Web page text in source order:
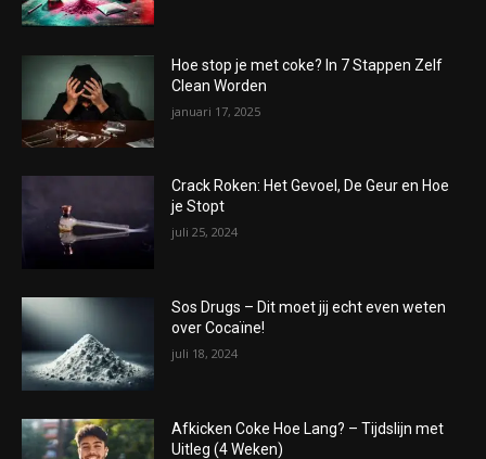
Hoe stop je met coke? In 7 Stappen Zelf
Clean Worden
januari 17, 2025
Crack Roken: Het Gevoel, De Geur en Hoe
je Stopt
juli 25, 2024
Sos Drugs – Dit moet jij echt even weten
over Cocaïne!
juli 18, 2024
Afkicken Coke Hoe Lang? – Tijdslijn met
Uitleg (4 Weken)